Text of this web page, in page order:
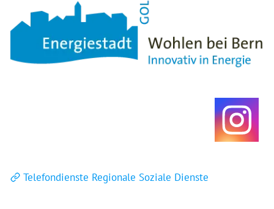
Telefondienste Regionale Soziale Dienste